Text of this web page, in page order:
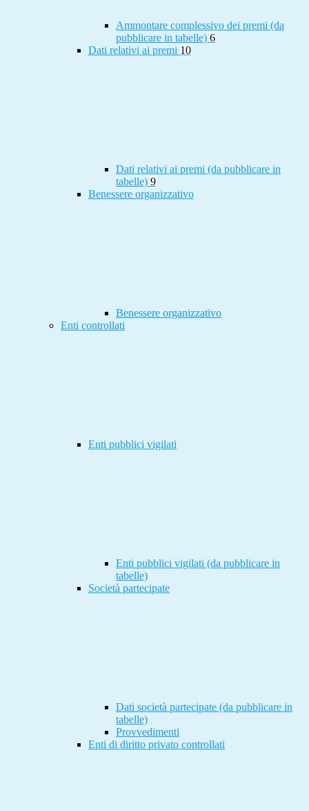
Ammontare complessivo dei premi (da
pubblicare in tabelle) 6
Dati relativi ai premi 10
Dati relativi ai premi (da pubblicare in
tabelle) 9
Benessere organizzativo
Benessere organizzativo
Enti controllati
Enti pubblici vigilati
Enti pubblici vigilati (da pubblicare in
tabelle)
Società partecipate
Dati società partecipate (da pubblicare in
tabelle)
Provvedimenti
Enti di diritto privato controllati